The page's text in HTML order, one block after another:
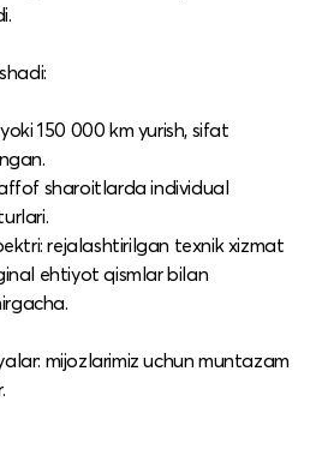
150 000 km yurish, sifat
sharoitlarda individual
rejalashtirilgan texnik xizmat
ehtiyot qismlar bilan
mijozlarimiz uchun muntazam